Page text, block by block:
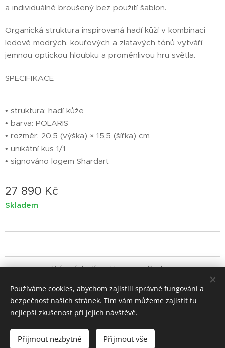
a individuálně broušený bez použití šablon.
Organická struktura inspirovaná hadí kůží v kombinaci
ledově modrých, kouřových a zlatavých tónů vytváří
jemnou optickou hloubku a proměnlivou hru světla.
SPECIFIKACE
• struktura: hadí kůže
• barva: POLARIS
• rozměr: 20,5 (výška) × 15,5 (šířka) cm
• unikátní kus 1/1
• signováno logem Shardart
27 890 Kč
Skladem
Vrácení zboží a reklamace Cookies
Jazyky
Čeština
English
Italiano
Měna
CZK Kč
EUR €
Používáme cookies, abychom zajistili správné fungování a
bezpečnost našich stránek. Tím vám můžeme zajistit tu
nejlepší zkušenost při jejich návštěvě.
Přijmout nezbytné Přijmout vše